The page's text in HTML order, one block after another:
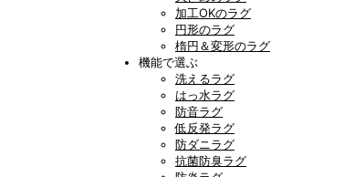
加工OKのラグ
円形のラグ
楕円＆変形のラグ
機能で選ぶ
洗えるラグ
はっ水ラグ
防音ラグ
低反発ラグ
防ダニラグ
抗菌防臭ラグ